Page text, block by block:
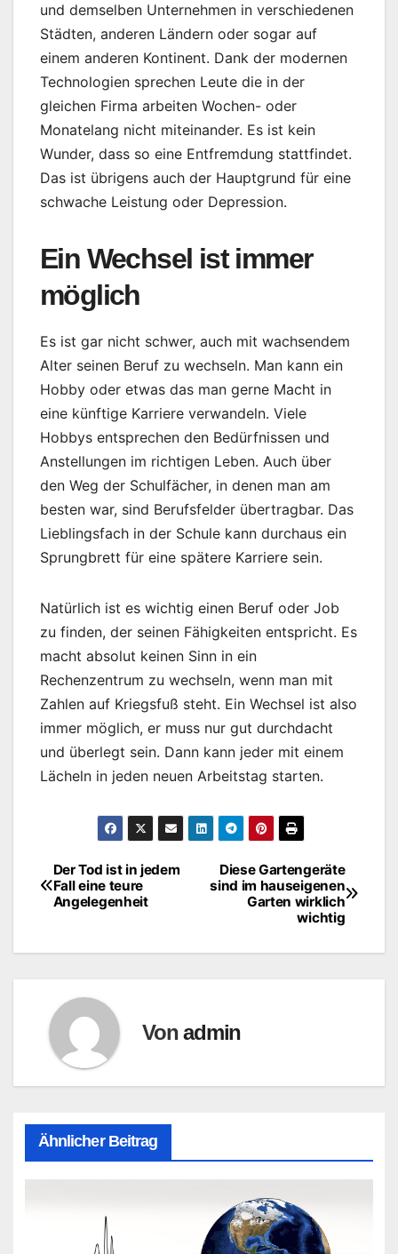
und demselben Unternehmen in verschiedenen
Städten, anderen Ländern oder sogar auf
einem anderen Kontinent. Dank der modernen
Technologien sprechen Leute die in der
gleichen Firma arbeiten Wochen- oder
Monatelang nicht miteinander. Es ist kein
Wunder, dass so eine Entfremdung stattfindet.
Das ist übrigens auch der Hauptgrund für eine
schwache Leistung oder Depression.
Ein Wechsel ist immer
möglich
Es ist gar nicht schwer, auch mit wachsendem
Alter seinen Beruf zu wechseln. Man kann ein
Hobby oder etwas das man gerne Macht in
eine künftige Karriere verwandeln. Viele
Hobbys entsprechen den Bedürfnissen und
Anstellungen im richtigen Leben. Auch über
den Weg der Schulfächer, in denen man am
besten war, sind Berufsfelder übertragbar. Das
Lieblingsfach in der Schule kann durchaus ein
Sprungbrett für eine spätere Karriere sein.
Natürlich ist es wichtig einen Beruf oder Job
zu finden, der seinen Fähigkeiten entspricht. Es
macht absolut keinen Sinn in ein
Rechenzentrum zu wechseln, wenn man mit
Zahlen auf Kriegsfuß steht. Ein Wechsel ist also
immer möglich, er muss nur gut durchdacht
und überlegt sein. Dann kann jeder mit einem
Lächeln in jeden neuen Arbeitstag starten.
BeitragsnavigationDiese Gartengeräte
sind im hauseigenen
Garten wirklich
wichtig
Der Tod ist in jedem
Fall eine teure
Angelegenheit
Vonadmin
Ähnlicher Beitrag